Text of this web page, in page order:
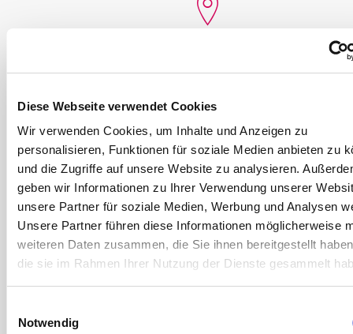
Diese Webseite verwendet Cookies
Wir verwenden Cookies, um Inhalte und Anzeigen zu
personalisieren, Funktionen für soziale Medien anbieten zu
und die Zugriffe auf unsere Website zu analysieren.
geben wir Informationen zu Ihrer Verwendung unserer
unsere Partner für soziale Medien, Werbung und Analysen
Unsere Partner führen diese Informationen möglicherweise
weiteren Daten zusammen, die Sie ihnen bereitgestellt
die sie im Rahmen Ihrer Nutzung der Dienste gesammelt
Notwendig
PHONE
+49 8142 4487-200